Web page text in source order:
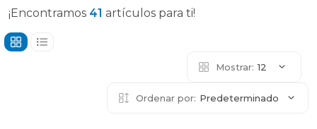
¡Encontramos 41 artículos para ti!
Mostrar: 12
Ordenar por: Predeterminado